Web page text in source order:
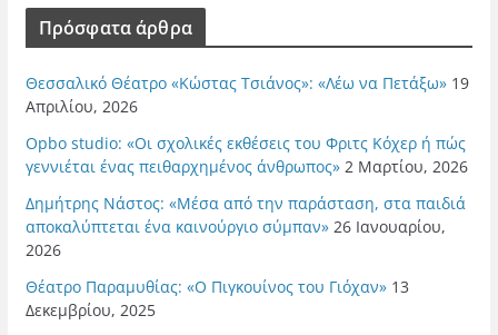
Πρόσφατα άρθρα
Θεσσαλικό Θέατρο «Κώστας Τσιάνος»: «Λέω να Πετάξω» 19
Απριλίου, 2026
Opbo studio: «Οι σχολικές εκθέσεις του Φριτς Κόχερ ή πώς
γεννιέται ένας πειθαρχημένος άνθρωπος» 2 Μαρτίου, 2026
Δημήτρης Νάστος: «Μέσα από την παράσταση, στα παιδιά
αποκαλύπτεται ένα καινούργιο σύμπαν» 26 Ιανουαρίου,
2026
Θέατρο Παραμυθίας: «Ο Πιγκουίνος του Γιόχαν» 13
Δεκεμβρίου, 2025